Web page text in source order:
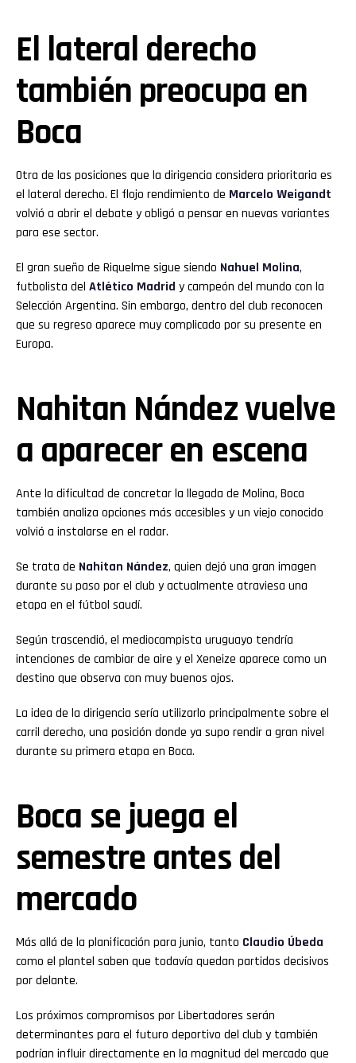
El lateral derecho
también preocupa en
Boca
Otra de las posiciones que la dirigencia considera prioritaria es
el lateral derecho. El flojo rendimiento de Marcelo Weigandt
volvió a abrir el debate y obligó a pensar en nuevas variantes
para ese sector.
El gran sueño de Riquelme sigue siendo Nahuel Molina,
futbolista del Atlético Madrid y campeón del mundo con la
Selección Argentina. Sin embargo, dentro del club reconocen
que su regreso aparece muy complicado por su presente en
Europa.
Nahitan Nández vuelve
a aparecer en escena
Ante la dificultad de concretar la llegada de Molina, Boca
también analiza opciones más accesibles y un viejo conocido
volvió a instalarse en el radar.
Se trata de Nahitan Nández, quien dejó una gran imagen
durante su paso por el club y actualmente atraviesa una
etapa en el fútbol saudí.
Según trascendió, el mediocampista uruguayo tendría
intenciones de cambiar de aire y el Xeneize aparece como un
destino que observa con muy buenos ojos.
La idea de la dirigencia sería utilizarlo principalmente sobre el
carril derecho, una posición donde ya supo rendir a gran nivel
durante su primera etapa en Boca.
Boca se juega el
semestre antes del
mercado
Más allá de la planificación para junio, tanto Claudio Úbeda
como el plantel saben que todavía quedan partidos decisivos
por delante.
Los próximos compromisos por Libertadores serán
determinantes para el futuro deportivo del club y también
podrían influir directamente en la magnitud del mercado que